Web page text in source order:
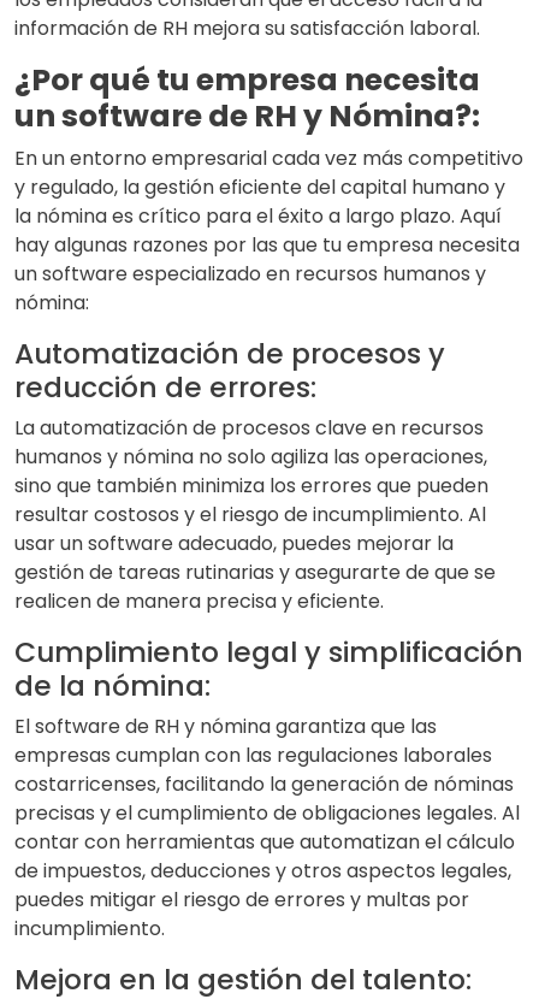
información de RH mejora su satisfacción laboral.
¿Por qué tu empresa necesita
un software de RH y Nómina?:
En un entorno empresarial cada vez más competitivo
y regulado, la gestión eficiente del capital humano y
la nómina es crítico para el éxito a largo plazo. Aquí
hay algunas razones por las que tu empresa necesita
un software especializado en recursos humanos y
nómina:
Automatización de procesos y
reducción de errores:
La automatización de procesos clave en recursos
humanos y nómina no solo agiliza las operaciones,
sino que también minimiza los errores que pueden
resultar costosos y el riesgo de incumplimiento. Al
usar un software adecuado, puedes mejorar la
gestión de tareas rutinarias y asegurarte de que se
realicen de manera precisa y eficiente.
Cumplimiento legal y simplificación
de la nómina:
El software de RH y nómina garantiza que las
empresas cumplan con las regulaciones laborales
costarricenses, facilitando la generación de nóminas
precisas y el cumplimiento de obligaciones legales. Al
contar con herramientas que automatizan el cálculo
de impuestos, deducciones y otros aspectos legales,
puedes mitigar el riesgo de errores y multas por
incumplimiento.
Mejora en la gestión del talento: